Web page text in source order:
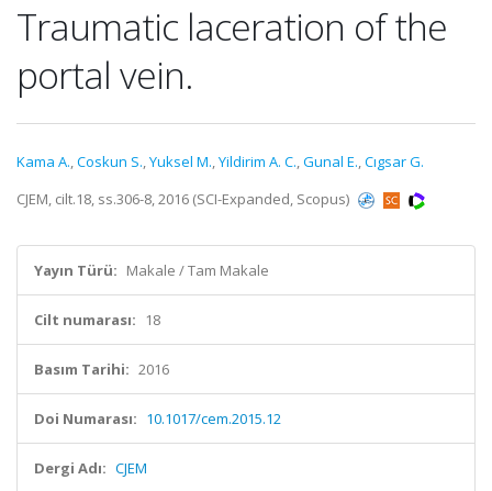
Traumatic laceration of the
portal vein.
Kama A.,Coskun S.,Yuksel M.,Yildirim A. C.,Gunal E.,Cıgsar G.
CJEM, cilt.18, ss.306-8, 2016 (SCI-Expanded, Scopus)
Yayın Türü: Makale / Tam Makale
Cilt numarası: 18
Basım Tarihi: 2016
Doi Numarası: 10.1017/cem.2015.12
Dergi Adı: CJEM